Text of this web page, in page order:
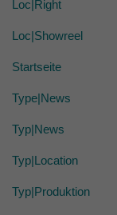
Loc|Right
Loc|Showreel
Startseite
Type|News
Typ|News
Typ|Location
Typ|Produktion